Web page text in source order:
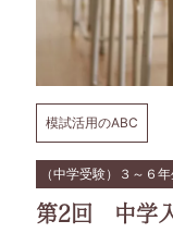
模試活用のABC
（中学受験）３～６
第2回 中学